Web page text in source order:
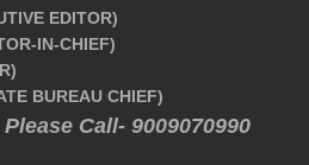
EDITOR)
IN-CHIEF)
BUREAU CHIEF)
Call- 9009070990